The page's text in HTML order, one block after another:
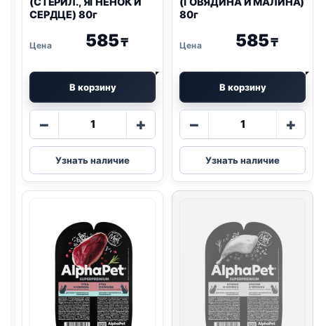
СЕРДЦЕ) 80г
585₸
В корзину
−
Количество
AlphaPet
влаж.
(СТЕРИЛ.,
СЕРДЦЕ)
80г
+
Узнать наличие
80г
585₸
В корзину
−
Количество
AlphaPet
влаж.
(ГОВЯДИНА
80г
+
Узнать наличие